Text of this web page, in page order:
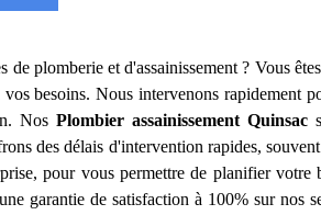
de plomberie et d'assainissement ? Vous
besoins. Nous intervenons rapidement
Nos Plombier assainissement Quinsac
des délais d'intervention rapides,
pour vous permettre de planifier votre
garantie de satisfaction à 100% sur nos